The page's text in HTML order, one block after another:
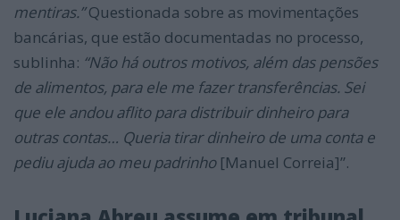
mentiras.”Questionada sobre as movimentações
bancárias, que estão documentadas no processo,
sublinha: “Não há outros motivos, além das pensões
de alimentos, para ele me fazer transferências. Sei
que ele andou aflito para distribuir dinheiro para
outras contas… Queria tirar dinheiro de uma conta e
pediu ajuda ao meu padrinho[Manuel Correia]”.